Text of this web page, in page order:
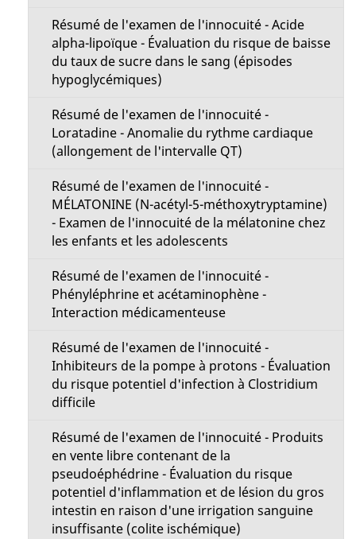
Résumé de l'examen de l'innocuité - Acide
alpha-lipoïque - Évaluation du risque de baisse
du taux de sucre dans le sang (épisodes
hypoglycémiques)
Résumé de l'examen de l'innocuité -
Loratadine - Anomalie du rythme cardiaque
(allongement de l'intervalle QT)
Résumé de l'examen de l'innocuité -
MÉLATONINE (N-acétyl-5-méthoxytryptamine)
- Examen de l'innocuité de la mélatonine chez
les enfants et les adolescents
Résumé de l'examen de l'innocuité -
Phényléphrine et acétaminophène -
Interaction médicamenteuse
Résumé de l'examen de l'innocuité -
Inhibiteurs de la pompe à protons - Évaluation
du risque potentiel d'infection à Clostridium
difficile
Résumé de l'examen de l'innocuité - Produits
en vente libre contenant de la
pseudoéphédrine - Évaluation du risque
potentiel d'inflammation et de lésion du gros
intestin en raison d'une irrigation sanguine
insuffisante (colite ischémique)